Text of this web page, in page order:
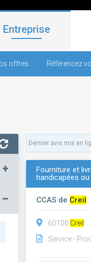
Entreprise
offres Référencez
+
–
Fourniture et
handicapées
CCAS de Creil
60100 Creil
Service -